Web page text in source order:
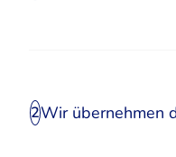
2Wir übernehmen